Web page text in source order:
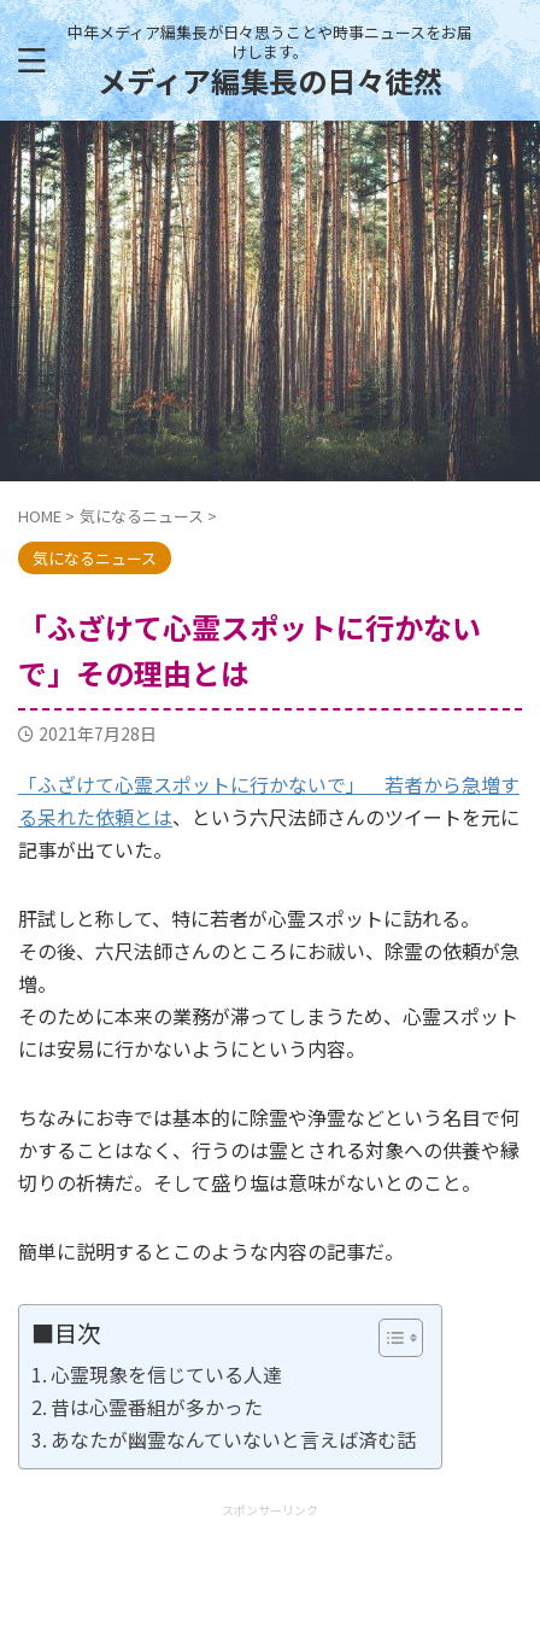
中年メディア編集長が日々思うことや時事ニュースをお届
けします。
メディア編集長の日々徒然
HOME > 気になるニュース >
気になるニュース
「ふざけて心霊スポットに行かない
で」その理由とは
2021年7月28日
「ふざけて心霊スポットに行かないで」 若者から急増す
る呆れた依頼とは、という六尺法師さんのツイートを元に
記事が出ていた。
肝試しと称して、特に若者が心霊スポットに訪れる。
その後、六尺法師さんのところにお祓い、除霊の依頼が急
増。
そのために本来の業務が滞ってしまうため、心霊スポット
には安易に行かないようにという内容。
ちなみにお寺では基本的に除霊や浄霊などという名目で何
かすることはなく、行うのは霊とされる対象への供養や縁
切りの祈祷だ。そして盛り塩は意味がないとのこと。
簡単に説明するとこのような内容の記事だ。
■目次
心霊現象を信じている人達
昔は心霊番組が多かった
あなたが幽霊なんていないと言えば済む話
スポンサーリンク